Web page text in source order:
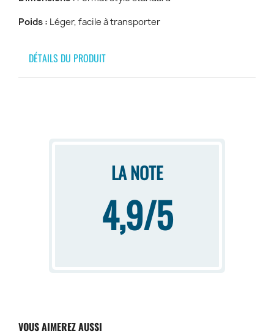
Poids : Léger, facile à transporter
DÉTAILS DU PRODUIT
LA NOTE
4,9/5
VOUS AIMEREZ AUSSI